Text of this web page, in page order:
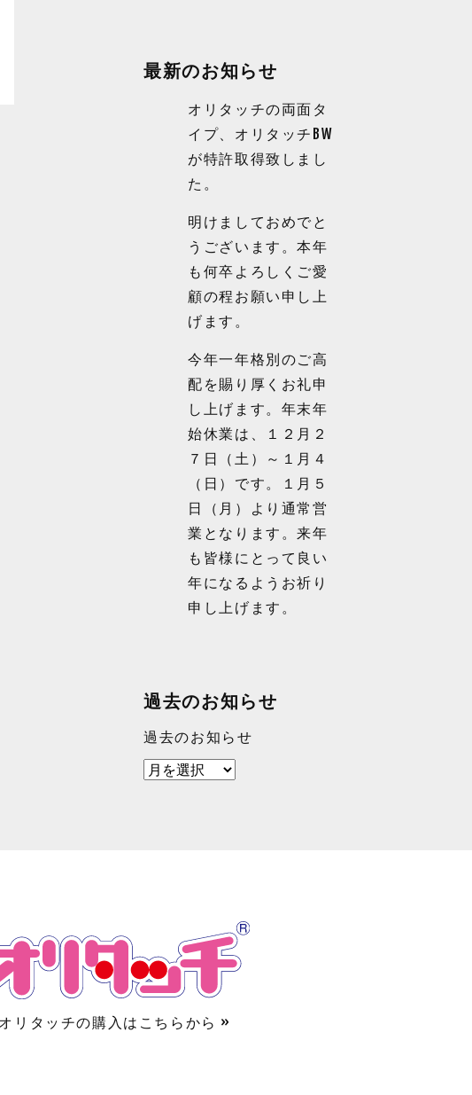
最新のお知らせ
オリタッチの両面タ
イプ、オリタッチBW
が特許取得致しまし
た。
明けましておめでと
うございます。本年
も何卒よろしくご愛
顧の程お願い申し上
げます。
今年一年格別のご高
配を賜り厚くお礼申
し上げます。年末年
始休業は、１２月２
７日（土）～１月４
（日）です。１月５
日（月）より通常営
業となります。来年
も皆様にとって良い
年になるようお祈り
申し上げます。
過去のお知らせ
過去のお知らせ
オリタッチの購入はこちらから »